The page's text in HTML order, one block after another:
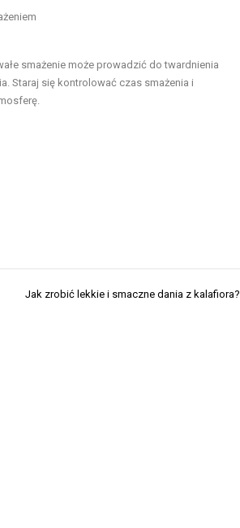
smażenie może prowadzić do twardnienia
Staraj się kontrolować czas smażenia i
Jak zrobić lekkie i smaczne dania z kalafiora?